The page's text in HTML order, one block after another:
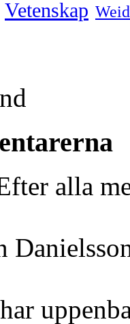
Vetenskap
alla